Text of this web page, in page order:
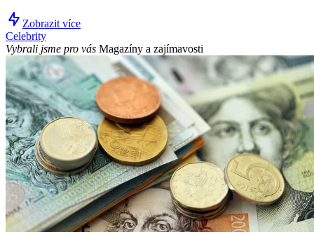
Zobrazit více
Celebrity
Vybrali jsme pro vás Magazíny a zajímavosti